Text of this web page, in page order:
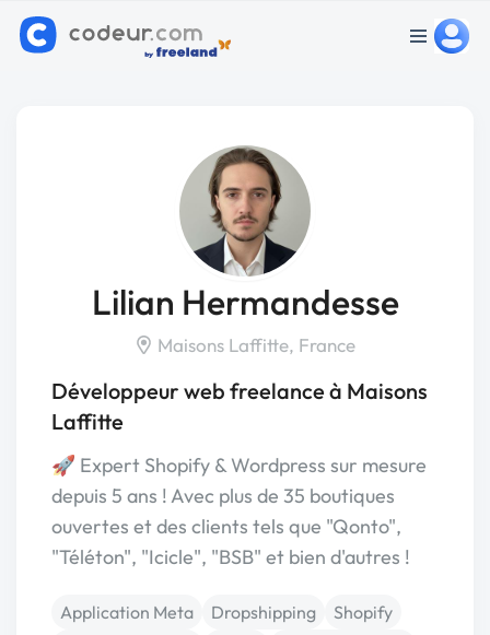
Lilian Hermandesse
Maisons Laffitte, France
Développeur web freelance à Maisons
Laffitte
🚀 Expert Shopify & Wordpress sur mesure
depuis 5 ans ! Avec plus de 35 boutiques
ouvertes et des clients tels que "Qonto",
"Téléton", "Icicle", "BSB" et bien d'autres !
Application Meta Dropshipping
Shopify